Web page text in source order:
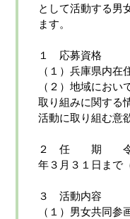
として活動する男
ます。
１ 応募資格
（１）兵庫県内
（２）地域にお
取り組みに関する
活動に取り組む意
２ 任 期 令和
年３月３１日まで
３ 活動内容
（１）男女共同